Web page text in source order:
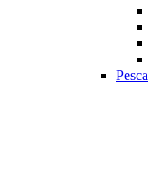
Pesca